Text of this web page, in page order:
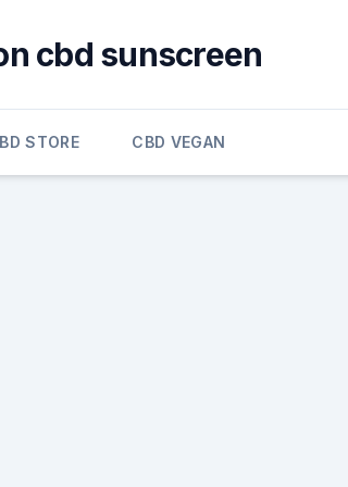
cbd sunscreen
STORE CBD VEGAN